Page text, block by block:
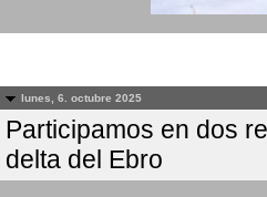
lunes, 6. octubre 2025
Participamos en dos
delta del Ebro